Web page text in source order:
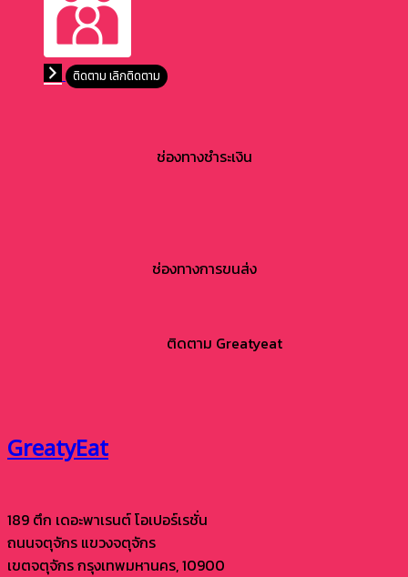
ติดตาม เลิกติดตาม
ช่องทางชำระเงิน
ช่องทางการขนส่ง
ติดตาม Greatyeat
GreatyEat
189 ตึก เดอะพาเรนต์ โอเปอร์เรชั่น
ถนนจตุจักร แขวงจตุจักร
เขตจตุจักร กรุงเทพมหานคร, 10900